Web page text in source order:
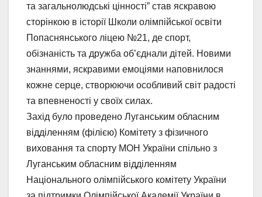
та загальнолюдські цінності” став яскравою
сторінкою в історії Школи олімпійської освіти
Попаснянського ліцею №21, де спорт,
обізнаність та дружба об’єднали дітей. Новими
знаннями, яскравими емоціями наповнилося
кожне серце, створюючи особливий світ радості
та впевненості у своїх силах.
Захід було проведено Луганським обласним
відділенням (філією) Комітету з фізичного
виховання та спорту МОН України спільно з
Луганським обласним відділенням
Національного олімпійського комітету України